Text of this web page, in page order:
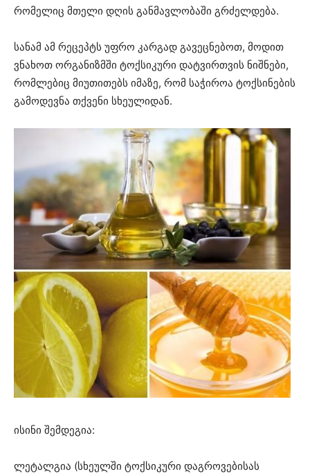
რომელიც მთელი დღის განმავლობაში გრძელდება.
სანამ ამ რეცეპტს უფრო კარგად გავეცნებოთ, მოდით
ვნახოთ ორგანიზმში ტოქსიკური დატვირთვის ნიშნები,
რომლებიც მიუთითებს იმაზე, რომ საჭიროა ტოქსინების
გამოდევნა თქვენი სხეულიდან.
ისინი შემდეგია:
ლეტალგია (სხეულში ტოქსიკური დაგროვებისას